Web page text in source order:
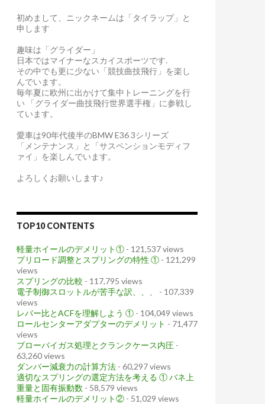
初めまして、ニックネームは「タイラップ」と
申します
趣味は「グライダー」
日本ではマイナーなスカイスポーツです.
その中でも更に少ない「競技曲技飛行」を楽し
んでいます。
毎年夏に欧州に出かけて集中トレーニングを行
い 「グライダー曲技飛行世界選手権」に参戦し
ています。
愛車は90年代後半のBMW E36 3シリーズ
「メンテナンス」と「サスペンションモディフ
ァイ」を楽しんでいます。
よろしくお願いします♪
TOP10 CONTENTS
軽量ホイールのデメリット① - 121,537 views
プリロード調整とスプリングの特性 ① - 121,299
views
スプリングの比較 - 117,795 views
電子制御スロットルが苦手な訳、、、
- 107,339
views
レバー比とACFを理解しよう ① - 104,049 views
ロールセンターアダプターのデメリット - 71,477
views
ブローバイガス処理とクランクケース内圧 -
63,260 views
ダンパー減衰力の計算方法 - 60,297 views
適切なスプリングの選定方法を考える ① バネ上
重量と固有振動数 - 58,579 views
軽量ホイールのデメリット② - 51,029 views